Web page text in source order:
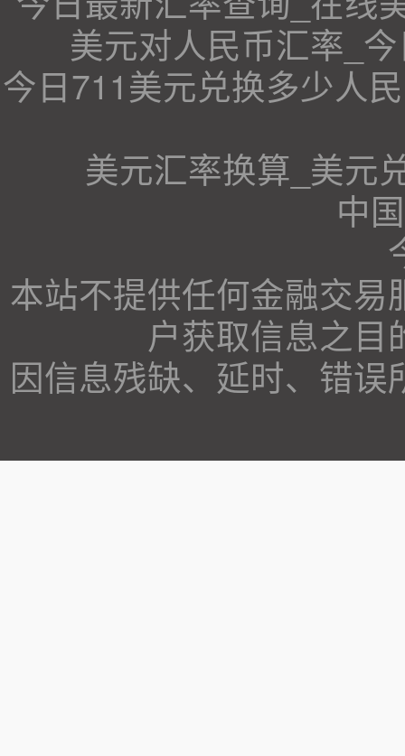
美元对人民币汇率_
今日711美元兑换多少人
美元汇率换算_美元
中
本站不提供任何金融交
户获取信息之目
因信息残缺、延时、错